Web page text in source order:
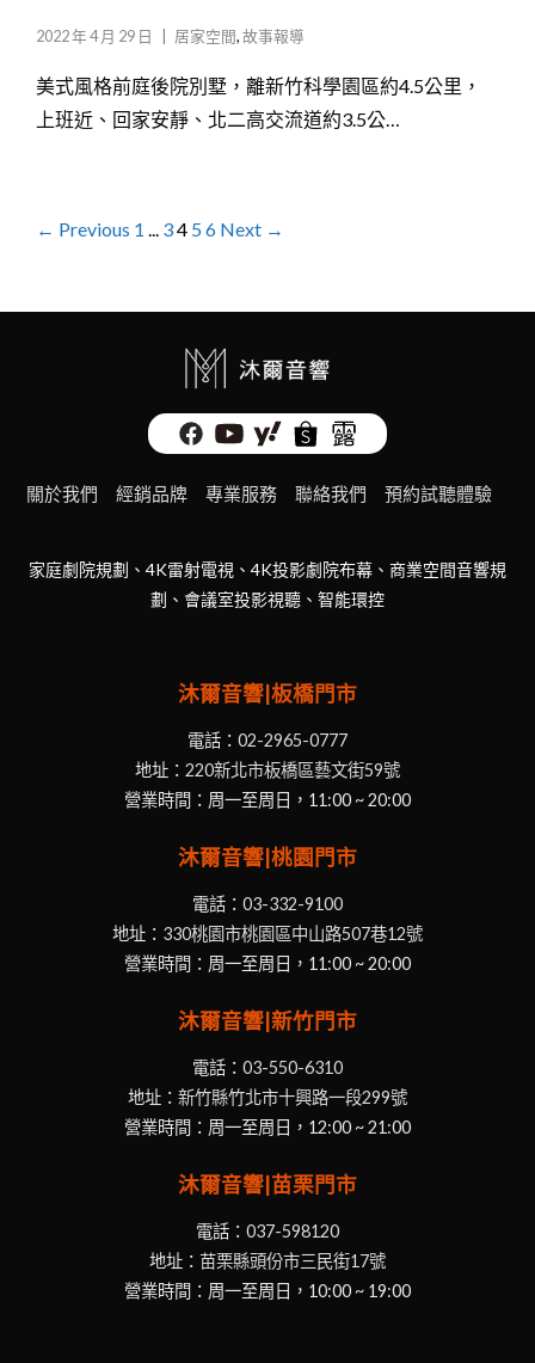
2022 年 4 月 29 日 居家空間,故事報導
美式風格前庭後院別墅，離新竹科學園區約4.5公里，
上班近、回家安靜、北二高交流道約3.5公…
← Previous 1 34 56 Next →
關於我們 經銷品牌 專業服務 聯絡我們 預約試聽體驗
家庭劇院規劃、4K雷射電視、4K投影劇院布幕、商業空間音響規
劃、會議室投影視聽、智能環控
沐爾音響|板橋門市
電話： 02-2965-0777
地址： 220新北市板橋區藝文街59號
營業時間：周一至周日，11:00 ~ 20:00
沐爾音響|桃園門市
電話： 03-332-9100
地址： 330桃園市桃園區中山路507巷12號
營業時間：周一至周日，11:00 ~ 20:00
沐爾音響|新竹門市
電話： 03-550-6310
地址： 新竹縣竹北市十興路一段299號
營業時間：周一至周日，12:00 ~ 21:00
沐爾音響|苗栗門市
電話： 037-598120
地址： 苗栗縣頭份市三民街17號
營業時間：周一至周日，10:00 ~ 19:00